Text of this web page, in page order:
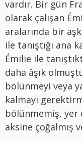
vardır. Bir gün
olarak çalışan
aralarında bir
ile tanıştığı ana
Émilie ile
daha âşık
bölünmeyi veya
kalmayı
bölünmemiş, yer
aksine çoğalmış